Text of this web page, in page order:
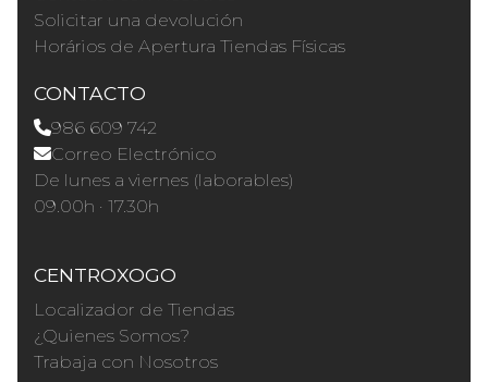
Solicitar una devolución
Horários de Apertura Tiendas Físicas
CONTACTO
986 609 742
Correo Electrónico
De lunes a viernes (laborables)
09.00h · 17.30h
CENTROXOGO
Localizador de Tiendas
¿Quienes Somos?
Trabaja con Nosotros